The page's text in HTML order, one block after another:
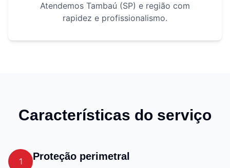
Atendemos Tambaú (SP) e região com
rapidez e profissionalismo.
Características do serviço
1 Proteção perimetral